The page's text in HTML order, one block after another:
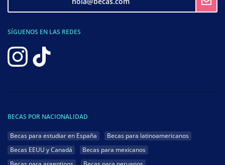
SÍGUENOS EN LAS REDES
BECAS POR NACIONALIDAD
Becas para estudiar en España
Becas para latinoamericanos
Becas EEUU y Canadá
Becas para mexicanos